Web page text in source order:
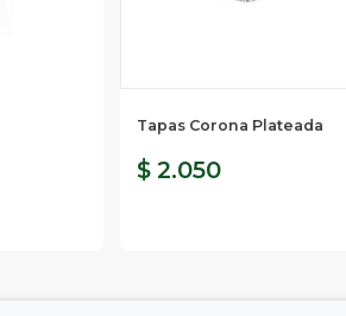
Tapas Corona Plateada
$ 2.050